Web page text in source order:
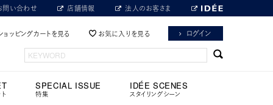
問い合わせ 店舗情報 法人のお客さま
ョッピングカートを見る お気に入りを見る ログイン
SPECIAL ISSUE
特集
IDÉE SCENES
スタイリングシーン